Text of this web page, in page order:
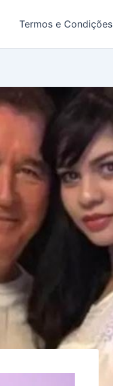
Termos e Condições